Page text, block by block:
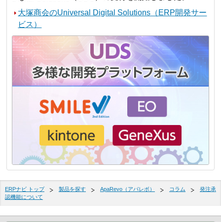
大塚商会のUniversal Digital Solutions（ERP開発サー
ビス）
ERPナビ トップ 製品を探す ApaRevo（アパレボ） コラム
発注承
認機能について